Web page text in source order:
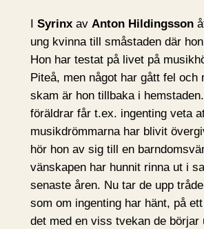
Syrinxav Anton Hildingsson
ung kvinna till småstaden där
Hon har testat på livet på
Piteå, men något har gått fel och
skam är hon tillbaka i
föräldrar får t.ex. ingenting veta
musikdrömmarna har blivit
hör hon av sig till en
vänskapen har hunnit rinna ut i
senaste åren. Nu tar de upp
som om ingenting har hänt, på
det med en viss tvekan de börjar